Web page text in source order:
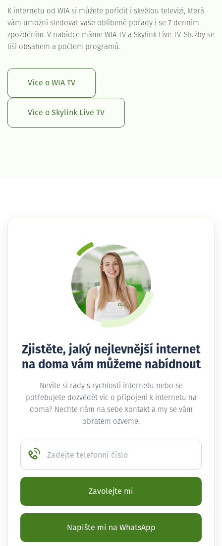
K internetu od WIA si můžete pořídit i skvělou televizi, která
vám umožní sledovat vaše oblíbené pořady i se 7 denním
zpožděním. V nabídce máme WIA TV a Skylink Live TV. Služby se
liší obsahem a počtem programů.
Více o WIA TV
Více o Skylink Live TV
Zjistěte, jaký nejlevnější internet
na doma vám můžeme nabídnout
Nevíte si rady s rychlostí internetu nebo se
potřebujete dozvědět víc o připojení k internetu na
doma? Nechte nám na sebe kontakt a my se vám
obratem ozveme.
Zadejte telefonní číslo
Zavolejte mi
Napište mi na WhatsApp